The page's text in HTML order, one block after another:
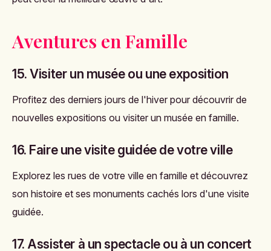
Aventures en Famille
15. Visiter un musée ou une exposition
Profitez des derniers jours de l'hiver pour découvrir de
nouvelles expositions ou visiter un musée en famille.
16. Faire une visite guidée de votre ville
Explorez les rues de votre ville en famille et découvrez
son histoire et ses monuments cachés lors d'une visite
guidée.
17. Assister à un spectacle ou à un concert